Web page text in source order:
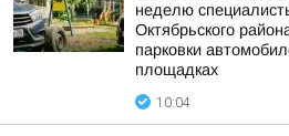
неделю
Октябрьского
парковки
площадках
10:04